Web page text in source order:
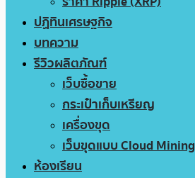
ปฏิทินเศรษฐกิจ
บทความ
รีวิวผลิตภัณฑ์
เว็บซื้อขาย
กระเป๋าเก็บเหรียญ
เครื่องขุด
เว็บขุดแบบ Cloud Mining
ห้องเรียน